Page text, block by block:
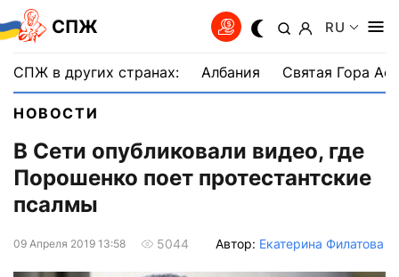
СПЖ RU
СПЖ в других странах: Албания Святая Гора
НОВОСТИ
В Сети опубликовали видео, где
Порошенко поет протестантские
псалмы
09 Апреля 2019 13:58 5044 Автор: Екатерина Филатова